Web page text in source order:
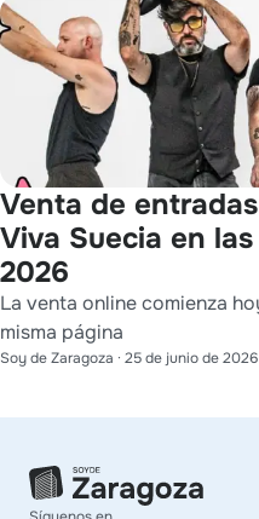
Venta de
Viva Suecia en
2026
La venta online comienza
misma página
Soy de Zaragoza · 25 de junio de 2026